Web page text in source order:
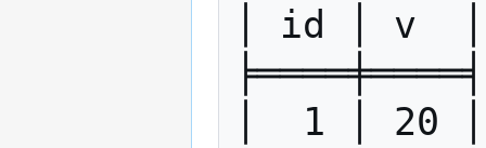
│ id │ v  │
╞════╪════╡
│  1 │ 20 │